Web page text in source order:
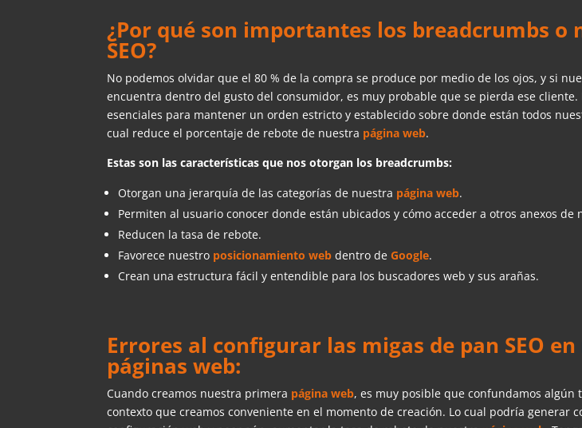
¿Por qué son importantes los breadcrumbs o
SEO?
No podemos olvidar que el 80 % de la compra se produce por medio de los ojos, y si
encuentra dentro del gusto del consumidor, es muy probable que se pierda ese cliente.
esenciales para mantener un orden estricto y establecido sobre donde están todos
cual reduce el porcentaje de rebote de nuestra página web.
Estas son las características que nos otorgan los breadcrumbs:
Otorgan una jerarquía de las categorías de nuestra página web.
Permiten al usuario conocer donde están ubicados y cómo acceder a otros anexos de
Reducen la tasa de rebote.
Favorece nuestro posicionamiento web dentro deGoogle.
Crean una estructura fácil y entendible para los buscadores web y sus arañas.
Errores al configurar las migas de pan SEO
páginas web:
Cuando creamos nuestra primera página web, es muy posible que confundamos algún
contexto que creamos conveniente en el momento de creación. Lo cual podría generar